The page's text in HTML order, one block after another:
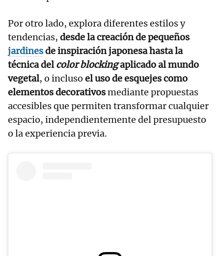
Por otro lado, explora diferentes estilos y
tendencias, desde la creación de pequeños
jardinesde inspiración japonesa hasta la
técnica delcolor blockingaplicado al mundo
vegetal, o incluso el uso de esquejes como
elementos decorativosmediante propuestas
accesibles que permiten transformar cualquier
espacio, independientemente del presupuesto
o la experiencia previa.